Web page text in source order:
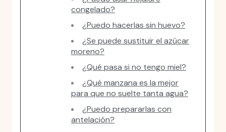
congelado?
¿Puedo hacerlas sin huevo?
¿Se puede sustituir el azúcar
moreno?
¿Qué pasa si no tengo miel?
¿Qué manzana es la mejor
para que no suelte tanta agua?
¿Puedo prepararlas con
antelación?